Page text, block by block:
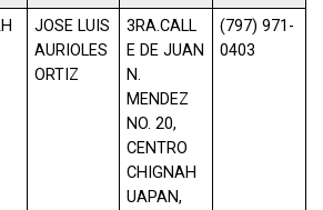
JOSE LUIS
AURIOLES
ORTIZ
3RA.CALL
E DE JUAN
N.
MENDEZ
NO. 20,
CENTRO
CHIGNAH
UAPAN,
(797) 971-
0403